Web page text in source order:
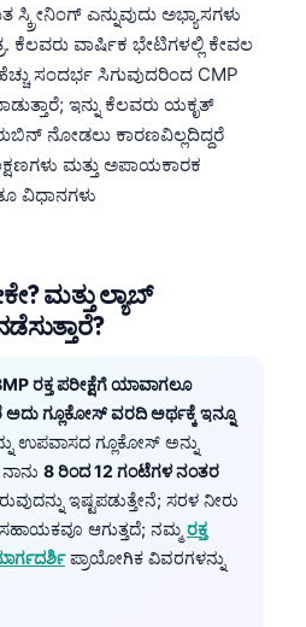
ಎನ್ನುವುದು ಅಭ್ಯಾಸಗಳು
ಕೆಲವರು ವಾರ್ಷಿಕ ಭೇಟಿಗಳಲ್ಲಿ ಕೇವಲ
ಹೆಚ್ಚು ಸಂದರ್ಭ ಸಿಗುವುದರಿಂದ CMP
ಇನ್ನು ಕೆಲವರು ಯಕೃತ್
ನೋಡಲು ಕಾರಣವಿಲ್ಲದಿದ್ದರೆ
ಮತ್ತು ಅಪಾಯಕಾರಕ
ವಿಧಾನಗಳು
ಮತ್ತು ಲ್ಯಾಬ್
ರಕ್ತ ಪರೀಕ್ಷೆಗೆ ಯಾವಾಗಲೂ
ಗ್ಲೂಕೋಸ್ ವರದಿ ಅರ್ಥಕ್ಕೆ ಇನ್ನೂ
ಉಪವಾಸದ ಗ್ಲೂಕೋಸ್ ಅನ್ನು
8 ರಿಂದ 12 ಗಂಟೆಗಳ ನಂತರ
ಇಷ್ಟಪಡುತ್ತೇನೆ; ಸರಳ ನೀರು
ಆಗುತ್ತದೆ; ನಮ್ಮ ರಕ್ತ
ಪ್ರಾಯೋಗಿಕ ವಿವರಗಳನ್ನು